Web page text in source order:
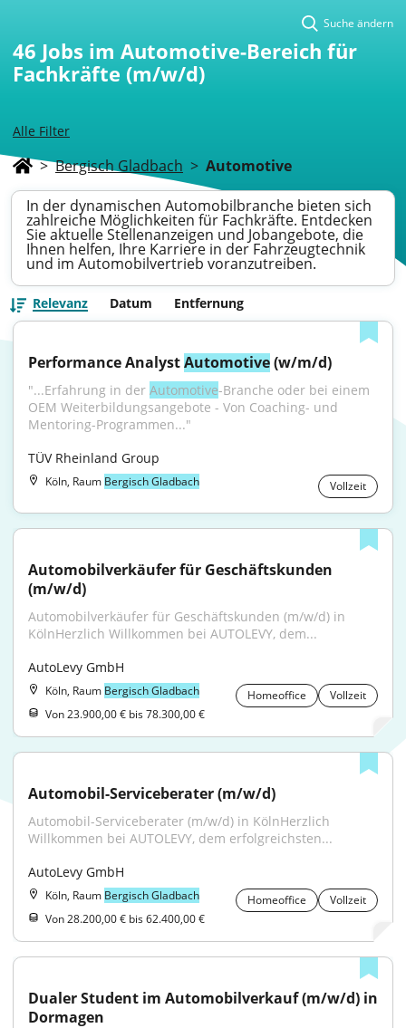
Alle Filter
Suche ändern
46 Jobs im Automotive-Bereich für
Fachkräfte (m/w/d)
> Bergisch Gladbach > Automotive
In der dynamischen Automobilbranche bieten sich
zahlreiche Möglichkeiten für Fachkräfte. Entdecken
Sie aktuelle Stellenanzeigen und Jobangebote, die
Ihnen helfen, Ihre Karriere in der Fahrzeugtechnik
und im Automobilvertrieb voranzutreiben.
Relevanz Datum Entfernung
Performance Analyst Automotive (w/m/d)
"...Erfahrung in der Automotive-Branche oder bei einem
OEM Weiterbildungsangebote - Von Coaching- und
Mentoring-Programmen..."
TÜV Rheinland Group
Köln, Raum Bergisch Gladbach Vollzeit
Automobilverkäufer für Geschäftskunden
(m/w/d)
Automobilverkäufer für Geschäftskunden (m/w/d) in
KölnHerzlich Willkommen bei AUTOLEVY, dem...
AutoLevy GmbH
Köln, Raum Bergisch Gladbach Homeoffice
Vollzeit
Von 23.900,00 € bis 78.300,00 €
Automobil-Serviceberater (m/w/d)
Automobil-Serviceberater (m/w/d) in KölnHerzlich
Willkommen bei AUTOLEVY, dem erfolgreichsten...
AutoLevy GmbH
Köln, Raum Bergisch Gladbach Homeoffice
Vollzeit
Von 28.200,00 € bis 62.400,00 €
Dualer Student im Automobilverkauf (m/w/d) in
Dormagen